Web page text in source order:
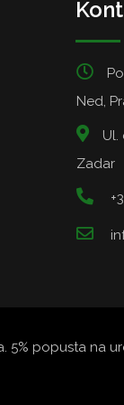
Ned,
Ul.
Zadar
5% popusta na